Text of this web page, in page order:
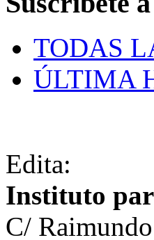
TODAS
ÚLTIMA
Edita:
Instituto
C/